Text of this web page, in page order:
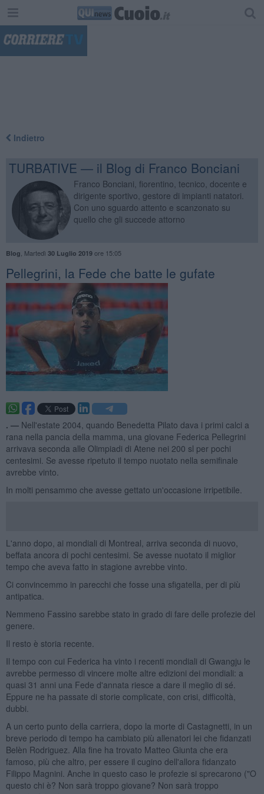
Indietro
TURBATIVE — il Blog di Franco Bonciani
Franco Bonciani, fiorentino, tecnico, docente e
dirigente sportivo, gestore di impianti natatori.
Con uno sguardo attento e scanzonato su
quello che gli succede attorno
Blog Martedì 30 Luglio 2019ore 15:05
Pellegrini, la Fede che batte le gufate
. — Nell'estate 2004, quando Benedetta Pilato dava i primi calci a
rana nella pancia della mamma, una giovane Federica Pellegrini
arrivava seconda alle Olimpiadi di Atene nei 200 sl per pochi
centesimi. Se avesse ripetuto il tempo nuotato nella semifinale
avrebbe vinto.
In molti pensammo che avesse gettato un'occasione irripetibile.
L'anno dopo, ai mondiali di Montreal, arriva seconda di nuovo,
beffata ancora di pochi centesimi. Se avesse nuotato il miglior
tempo che aveva fatto in stagione avrebbe vinto.
Ci convincemmo in parecchi che fosse una sfigatella, per di più
antipatica.
Nemmeno Fassino sarebbe stato in grado di fare delle profezie del
genere.
Il resto è storia recente.
Il tempo con cui Federica ha vinto i recenti mondiali di Gwangju le
avrebbe permesso di vincere molte altre edizioni dei mondiali: a
quasi 31 anni una Fede d'annata riesce a dare il meglio di sé.
Eppure ne ha passate di storie complicate, con crisi, difficoltà,
dubbi.
A un certo punto della carriera, dopo la morte di Castagnetti, in un
breve periodo di tempo ha cambiato più allenatori lei che fidanzati
Belèn Rodriguez. Alla fine ha trovato Matteo Giunta che era
famoso, più che altro, per essere il cugino dell'allora fidanzato
Filippo Magnini. Anche in questo caso le profezie si sprecarono ("O
questo chi è? Non sarà troppo giovane? Non sarà troppo